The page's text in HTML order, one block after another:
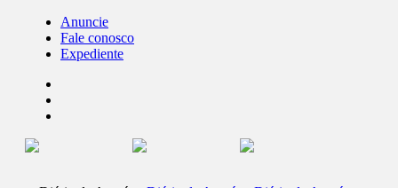
Anuncie
Fale conosco
Expediente